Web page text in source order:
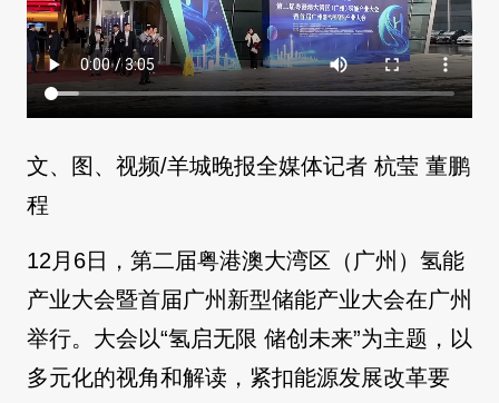
文、图、视频/羊城晚报全媒体记者 杭莹 董鹏
程
12月6日，第二届粤港澳大湾区（广州）氢能
产业大会暨首届广州新型储能产业大会在广州
举行。大会以“氢启无限 储创未来”为主题，以
多元化的视角和解读，紧扣能源发展改革要